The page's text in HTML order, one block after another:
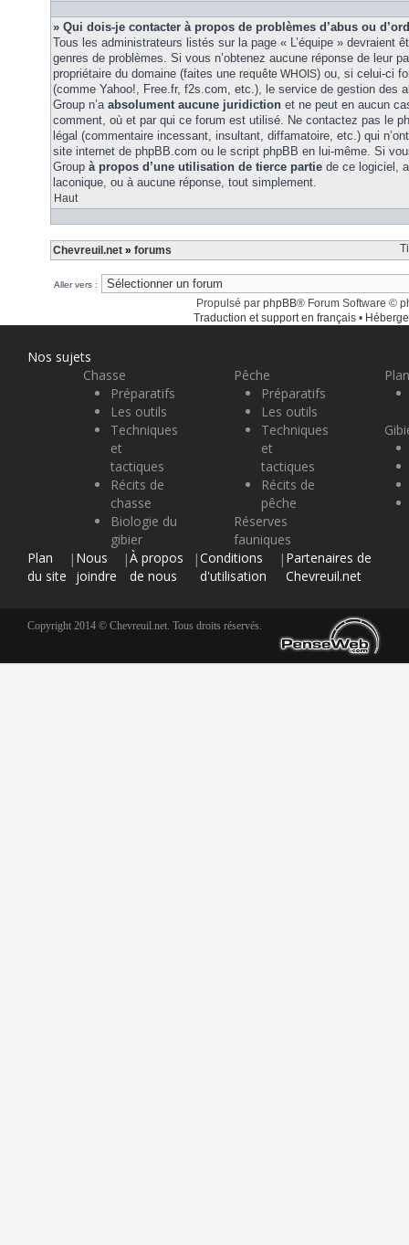
» Qui dois-je contacter à propos de problèmes d’abus ou
Tous les administrateurs listés sur la page « L’équipe » devraient
genres de problèmes. Si vous n’obtenez aucune réponse de leur
propriétaire du domaine (faites une requête WHOIS) ou, si celui-ci
(comme Yahoo!, Free.fr, f2s.com, etc.), le service de gestion des
Group n’a absolument aucune juridiction et ne peut en aucun
comment, où et par qui ce forum est utilisé. Ne contactez pas le
légal (commentaire incessant, insultant, diffamatoire, etc.) qui
site internet de phpBB.com ou le script phpBB en lui-même. Si
Group à propos d’une utilisation de tierce partie de ce logiciel,
laconique, ou à aucune réponse, tout simplement.
Haut
Chevreuil.net » forums
Aller vers :
Propulsé par phpBB® Forum Software ©
Traduction et support en français •
Nos sujets
Chasse
Préparatifs
Les outils
Techniques
et
tactiques
Récits de
chasse
Biologie du
gibier
Pêche
Préparatifs
Les outils
Techniques
et
tactiques
Récits de
pêche
Réserves
fauniques
Plan
du site
| Nous
joindre
|À propos
de nous
|Conditions
d'utilisation
| Partenaires de
Chevreuil.net
Copyright 2014 © Chevreuil.net. Tous droits réservés.